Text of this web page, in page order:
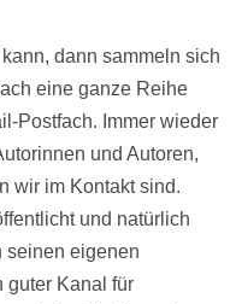
dann sammeln sich
eine ganze Reihe
Postfach. Immer wieder
und Autoren,
wir im Kontakt sind.
und natürlich
seinen eigenen
guter Kanal für